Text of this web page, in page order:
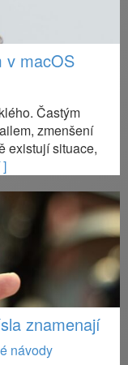
v macOS
Častým
zmenšení
existují situace,
]
znamenají
návody